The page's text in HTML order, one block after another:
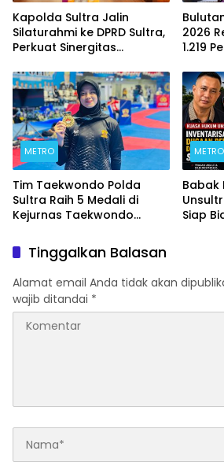
Kapolda Sultra Jalin
Silaturahmi ke DPRD Sultra,
Perkuat Sinergitas
Kemajuan Daerah
2026
1.219
METRO
Tim Taekwondo Polda
Sultra Raih 5 Medali di
Kejurnas Taekwondo
METRO
Babak
Siap
Tinggalkan Balasan
Alamat email Anda tidak akan
wajib ditandai *